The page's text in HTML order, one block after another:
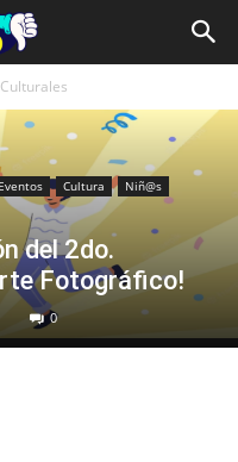
Eventos Cultura
Niñ@s
del 2do.
Fotográfico!
0